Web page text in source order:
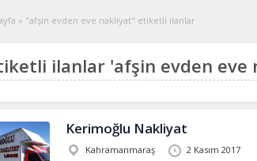
» "afşin evden eve nakliyat" etiketli ilanlar
ilanlar 'afşin evden eve
Kerimoğlu Nakliyat
Kahramanmaraş 2 Kasım 2017